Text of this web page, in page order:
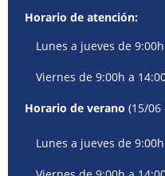
Horario de atención:
Lunes a jueves de
Viernes de 9:00h a
Horario de verano (15/06
Lunes a jueves de